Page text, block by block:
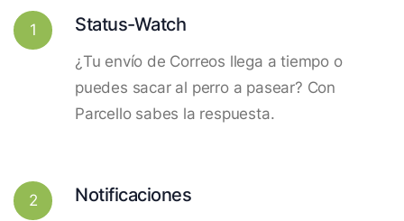
1 Status-Watch
¿Tu envío de Correos llega a tiempo o
puedes sacar al perro a pasear? Con
Parcello sabes la respuesta.
2 Notificaciones